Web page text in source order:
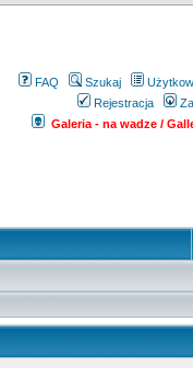
FAQ Szukaj
Rejestracja
Galeria - na wadze /